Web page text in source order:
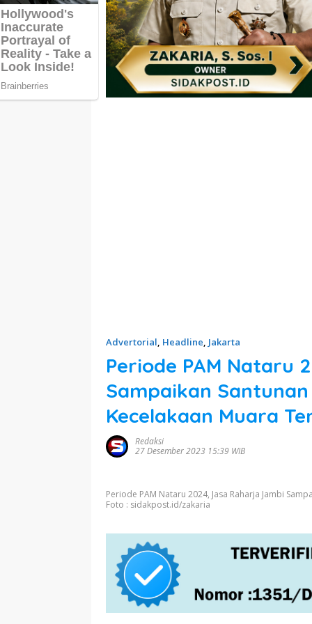
Advertorial, Headline, Jakarta
Periode PAM Nataru
Sampaikan
Kecelakaan Muara
Redaksi
27 Desember 2023 15:39 WIB
Periode PAM Nataru 2024, Jasa Raharja Jambi
Foto : sidakpost.id/zakaria